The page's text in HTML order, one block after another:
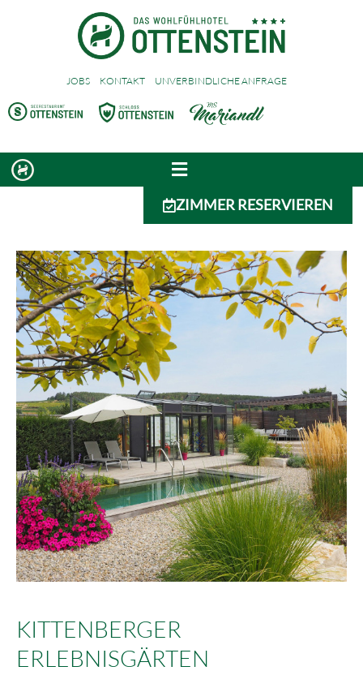
JOBS KONTAKT UNVERBINDLICHE ANFRAGE
ZIMMER RESERVIEREN
KITTENBERGER
ERLEBNISGÄRTEN